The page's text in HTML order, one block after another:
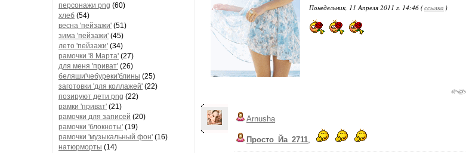
персонажи png (60)
хлеб (54)
весна 'пейзажи' (51)
зима 'пейзажи' (45)
лето 'пейзажи' (34)
рамочки '8 Марта' (27)
для меня 'приват' (26)
беляши'чебуреки'блины (25)
заготовки 'для коллажей' (22)
позируют дети png (22)
рамки 'приват' (21)
рамочки для записей (20)
рамочки 'блокноты' (19)
рамочки 'музыкальный фон' (16)
натюрморты (14)
Понедельник, 11 Апреля 2011 г. 14:46 (ссылка )
Arnusha
Просто_Йа_2711,